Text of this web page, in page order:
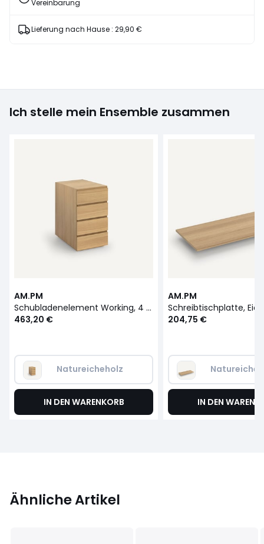
Vereinbarung
Lieferung nach Hause : 29,90 €
Ich stelle mein Ensemble zusammen
AM.PM
Schubladenelement Working, 4 Schubladen, Eichenfurnier
463,20 €
Natureicheholz
IN DEN WARENKORB
AM.PM
204,75 €
IN DEN
Ähnliche Artikel